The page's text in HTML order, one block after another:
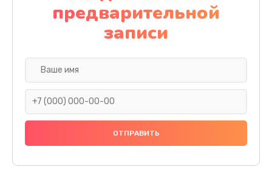
предварительной
записи